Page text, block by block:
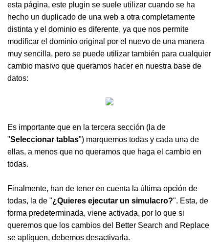
esta página, este plugin se suele utilizar cuando se ha
hecho un duplicado de una web a otra completamente
distinta y el dominio es diferente, ya que nos permite
modificar el dominio original por el nuevo de una manera
muy sencilla, pero se puede utilizar también para cualquier
cambio masivo que queramos hacer en nuestra base de
datos:
Es importante que en la tercera sección (la de
"Seleccionar tablas") marquemos todas y cada una de
ellas, a menos que no queramos que haga el cambio en
todas.
Finalmente, han de tener en cuenta la última opción de
todas, la de "¿Quieres ejecutar un simulacro?". Esta, de
forma predeterminada, viene activada, por lo que si
queremos que los cambios del Better Search and Replace
se apliquen, debemos desactivarla.